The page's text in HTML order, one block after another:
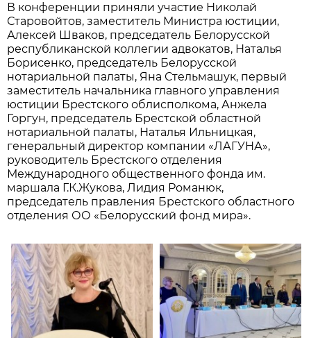
В конференции приняли участие Николай
Старовойтов, заместитель Министра юстиции,
Алексей Шваков, председатель Белорусской
республиканской коллегии адвокатов, Наталья
Борисенко, председатель Белорусской
нотариальной палаты, Яна Стельмашук, первый
заместитель начальника главного управления
юстиции Брестского облисполкома, Анжела
Горгун, председатель Брестской областной
нотариальной палаты, Наталья Ильницкая,
генеральный директор компании «ЛАГУНА»,
руководитель Брестского отделения
Международного общественного фонда им.
маршала Г.К.Жукова, Лидия Романюк,
председатель правления Брестского областного
отделения ОО «Белорусский фонд мира».